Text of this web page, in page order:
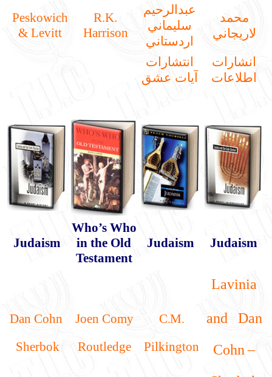
محمد
لاريجاني
عبدالرحيم
سليماني
اردستاني
R.K.
Harrison
Peskowich
& Levitt
انشارات
اطلاعات
انتشارات
آيات عشق
Judaism
Judaism
Who’s Who
in the Old
Testament
Judaism
Lavinia
and Dan
Cohn –
C.M.
Pilkington
Joen Comy
Routledge
Dan Cohn
Sherbok